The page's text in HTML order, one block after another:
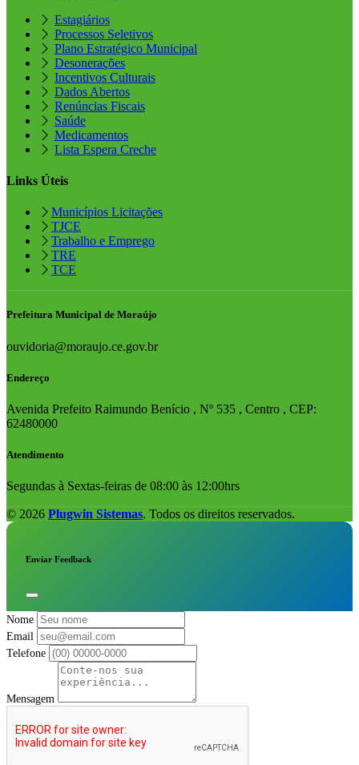
Estagiários
Processos Seletivos
Plano Estratégico Municipal
Desonerações
Incentivos Culturais
Dados Abertos
Renúncias Fiscais
Saúde
Medicamentos
Lista Espera Creche
Links Úteis
Municípios Licitações
TJCE
Trabalho e Emprego
TRE
TCE
Prefeitura Municipal de Moraújo
ouvidoria@moraujo.ce.gov.br
Endereço
Avenida Prefeito Raimundo Benício , Nº 535 , Centro , CEP:
62480000
Atendimento
Segundas à Sextas-feiras de 08:00 às 12:00hrs
© 2026 Plugwin Sistemas. Todos os direitos reservados.
Enviar Feedback
Nome
Email
Telefone
Mensagem